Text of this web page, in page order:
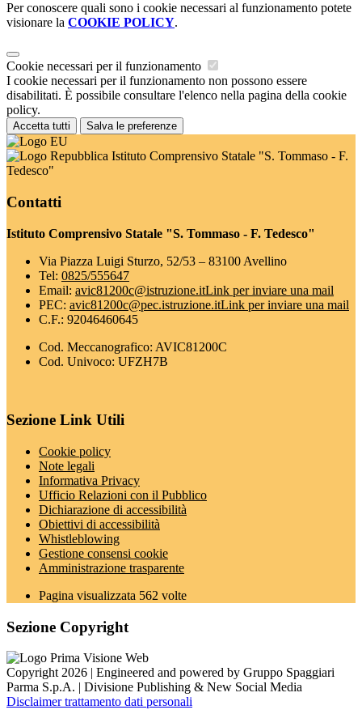
Per conoscere quali sono i cookie necessari al funzionamento potete
visionare la COOKIE POLICY.
Cookie necessari per il funzionamento
I cookie necessari per il funzionamento non possono essere
disabilitati. È possibile consultare l'elenco nella pagina della cookie
policy.
Accetta tutti Salva le preferenze
Istituto Comprensivo Statale "S. Tommaso - F.
Tedesco"
Contatti
Istituto Comprensivo Statale "S. Tommaso - F. Tedesco"
Via Piazza Luigi Sturzo, 52/53 – 83100 Avellino
Tel: 0825/555647
Email: avic81200c@istruzione.itLink per inviare una mail
PEC: avic81200c@pec.istruzione.itLink per inviare una mail
C.F.: 92046460645
Cod. Meccanografico: AVIC81200C
Cod. Univoco: UFZH7B
Sezione Link Utili
Cookie policy
Note legali
Informativa Privacy
Ufficio Relazioni con il Pubblico
Dichiarazione di accessibilità
Obiettivi di accessibilità
Whistleblowing
Gestione consensi cookie
Amministrazione trasparente
Pagina visualizzata 562 volte
Sezione Copyright
Copyright 2026 | Engineered and powered by Gruppo Spaggiari
Parma S.p.A. | Divisione Publishing & New Social Media
Disclaimer trattamento dati personali